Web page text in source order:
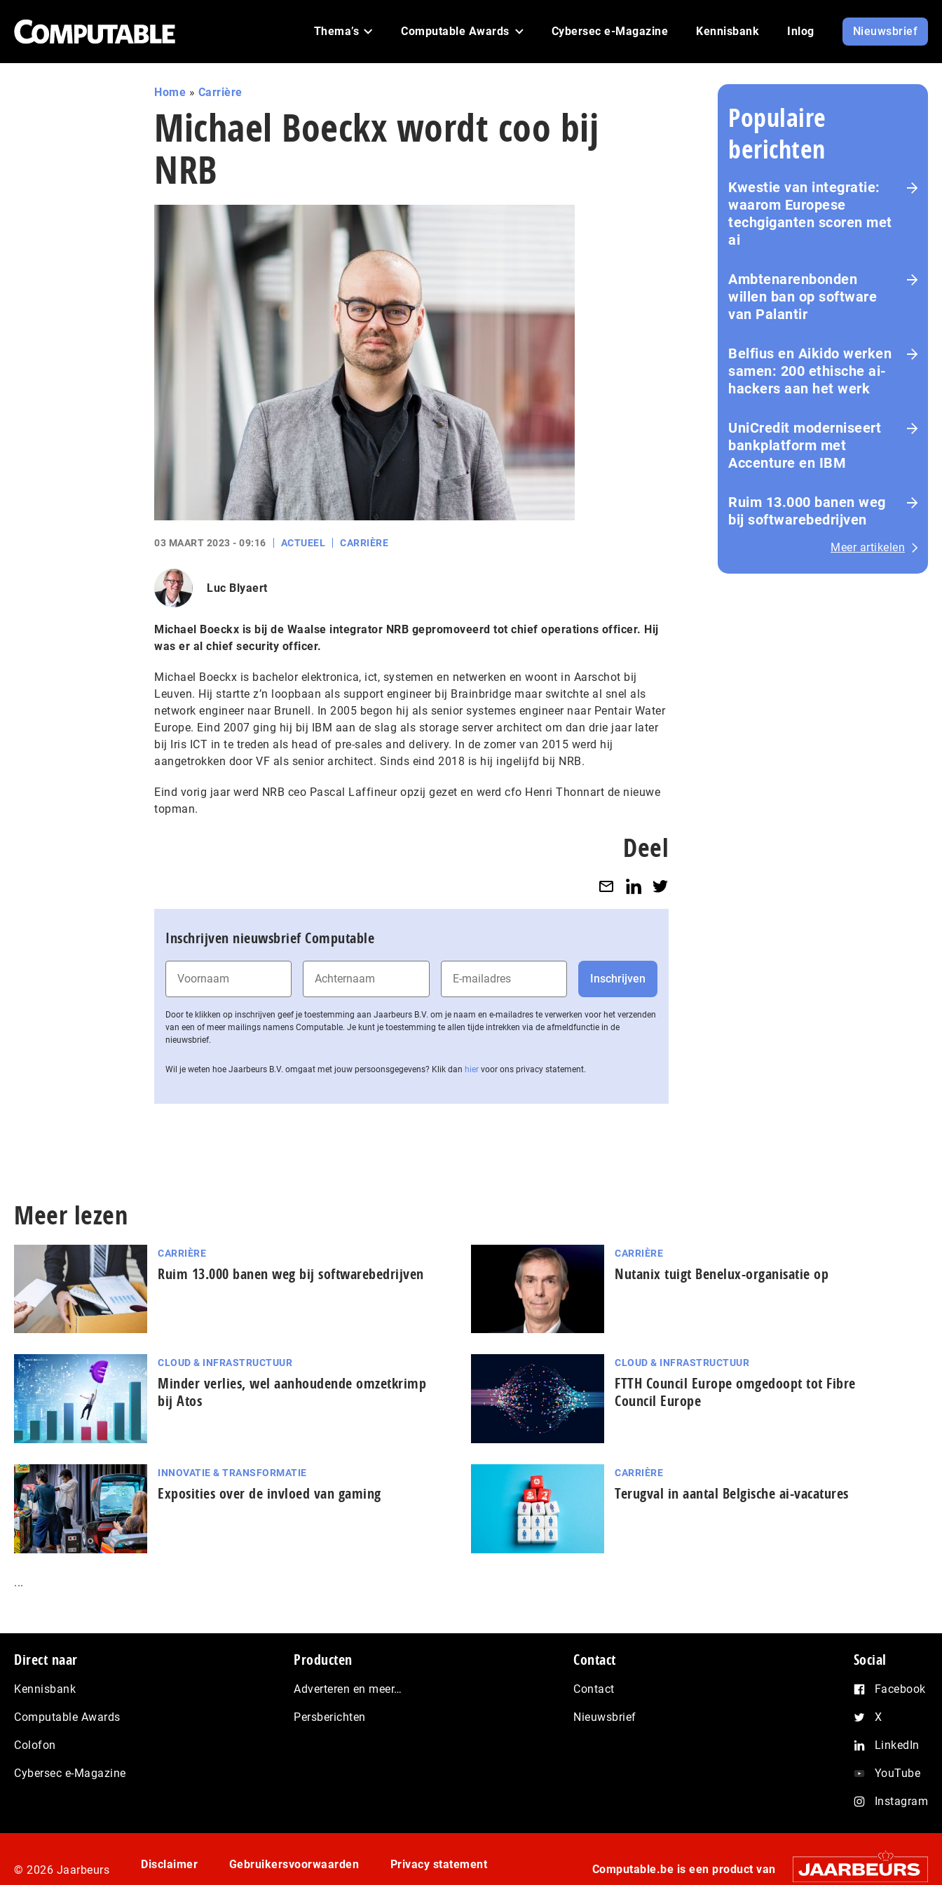
Thema’s Computable Awards Cybersec e-Magazine Kennisbank Inlog Nieuwsbrief
Home » Carrière
Michael Boeckx wordt coo bij
NRB
03 MAART 2023 - 09:16 ACTUEEL CARRIÈRE
Luc Blyaert
Michael Boeckx is bij de Waalse integrator NRB gepromoveerd tot chief operations officer. Hij
was er al chief security officer.
Michael Boeckx is bachelor elektronica, ict, systemen en netwerken en woont in Aarschot bij
Leuven. Hij startte z’n loopbaan als support engineer bij Brainbridge maar switchte al snel als
network engineer naar Brunell. In 2005 begon hij als senior systemes engineer naar Pentair Water
Europe. Eind 2007 ging hij bij IBM aan de slag als storage server architect om dan drie jaar later
bij Iris ICT in te treden als head of pre-sales and delivery. In de zomer van 2015 werd hij
aangetrokken door VF als senior architect. Sinds eind 2018 is hij ingelijfd bij NRB.
Eind vorig jaar werd NRB ceo Pascal Laffineur opzij gezet en werd cfo Henri Thonnart de nieuwe
topman.
Deel
Inschrijven nieuwsbrief Computable
Door te klikken op inschrijven geef je toestemming aan Jaarbeurs B.V. om je naam en e-mailadres te verwerken voor het verzenden
van een of meer mailings namens Computable. Je kunt je toestemming te allen tijde intrekken via de af­meld­func­tie in de
nieuwsbrief.
Wil je weten hoe Jaarbeurs B.V. omgaat met jouw per­soons­ge­ge­vens? Klik dan hier voor ons privacy statement.
Populaire
berichten
Kwestie van integratie:
waarom Europese
techgiganten scoren met
ai
Amb­te­na­ren­bon­den
willen ban op software
van Palantir
Belfius en Aikido werken
samen: 200 ethische ai-
hackers aan het werk
UniCredit moderniseert
bankplatform met
Accenture en IBM
Ruim 13.000 banen weg
bij softwarebedrijven
Meer artikelen
Meer lezen
CARRIÈRE
Ruim 13.000 banen weg bij softwarebedrijven
CARRIÈRE
Nutanix tuigt Benelux-organisatie op
CLOUD & INFRASTRUCTUUR
Minder verlies, wel aanhoudende omzetkrimp
bij Atos
CLOUD & INFRASTRUCTUUR
FTTH Council Europe omgedoopt tot Fibre
Council Europe
INNOVATIE & TRANSFORMATIE
Exposities over de invloed van gaming
CARRIÈRE
Terugval in aantal Belgische ai-vacatures
...
Footer
Direct naar
Kennisbank
Computable Awards
Colofon
Cybersec e-Magazine
Producten
Adverteren en meer…
Persberichten
Contact
Contact
Nieuwsbrief
Social
Facebook
X
LinkedIn
YouTube
Instagram
© 2026 Jaarbeurs Disclaimer Gebruikersvoorwaarden Privacy statement Computable.be is een product van